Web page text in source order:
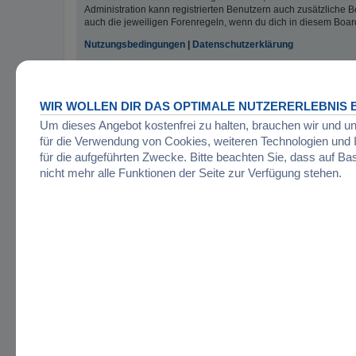
Administration kann registrierten Benutzern auch zusätzliche
auch die jeweiligen Forenregeln, wenn du dich in diesem
Nutzungsbedingungen
Datenschutzerklärung
WIR WOLLEN DIR DAS OPTIMALE NUTZERERLEBNIS
Um dieses Angebot kostenfrei zu halten, brauchen wir und
für die Verwendung von Cookies, weiteren Technologien
für die aufgeführten Zwecke. Bitte beachten Sie, dass auf
nicht mehr alle Funktionen der Seite zur Verfügung stehen.